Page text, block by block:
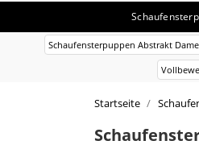
Schaufensterpuppen Abstrakt
Startseite